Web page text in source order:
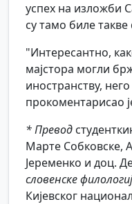
успех на изложби
су тамо биле
"Интересантно,
мајстора могли
иностранству,
прокоментарисао
* Превод
Марте Собковске,
Јеременко и доц.
словенске
Кијевског